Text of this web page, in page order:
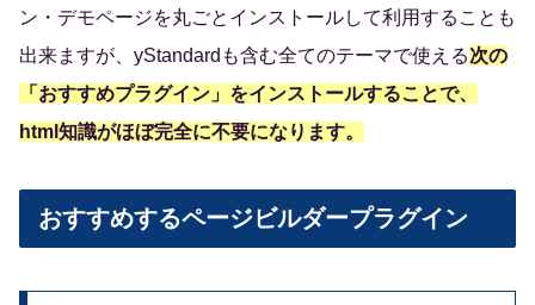
ン・デモページを丸ごとインストールして利用することも
出来ますが、yStandardも含む全てのテーマで使える次の
「おすすめプラグイン」をインストールすることで、
html知識がほぼ完全に不要になります。
おすすめするページビルダープラグイン